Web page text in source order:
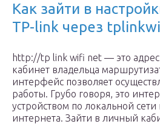
Как зайти в
TP-link через
http://tp link wifi net — это
кабинет владельца
интерфейс позволяет
работы. Грубо говоря, это
устройством по локальной
интернета. Зайти в личный